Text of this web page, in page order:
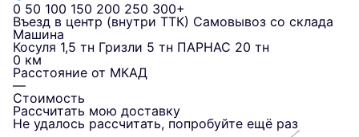
0 50 100 150 200 250 300+
Въезд в центр (внутри ТТК) Самовывоз со склада
Машина
Косуля 1,5 тн Гризли 5 тн ПАРНАС 20 тн
0 км
Расстояние от МКАД
—
Стоимость
Рассчитать мою доставку
Не удалось рассчитать, попробуйте ещё раз